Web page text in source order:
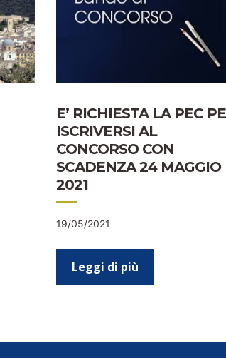
E’ RICHIESTA LA PEC
ISCRIVERSI AL
CONCORSO CON
SCADENZA 24 MAGGIO
2021
19/05/2021
Leggi di più